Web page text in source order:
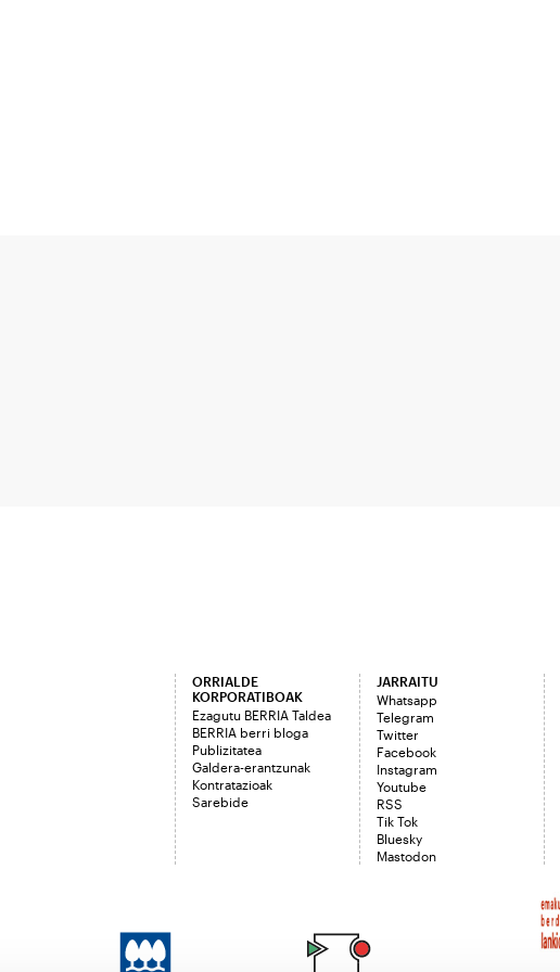
ORRIALDE
KORPORATIBOAK
Ezagutu BERRIA Taldea
BERRIA berri bloga
Publizitatea
Galdera-erantzunak
Kontratazioak
Sarebide
JARRAITU
Whatsapp
Telegram
Twitter
Facebook
Instagram
Youtube
RSS
Tik Tok
Bluesky
Mastodon